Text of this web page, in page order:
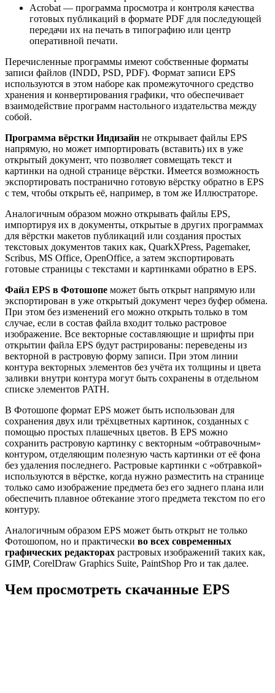
Acrobat — программа просмотра и контроля качества
готовых публикаций в формате PDF для последующей
передачи их на печать в типографию или центр
оперативной печати.
Перечисленные программы имеют собственные форматы
записи файлов (INDD, PSD, PDF). Формат записи EPS
используются в этом наборе как промежуточного средство
хранения и конвертирования графики, что обеспечивает
взаимодействие программ настольного издательства между
собой.
Программа вёрстки Индизайн не открывает файлы EPS
напрямую, но может импортировать (вставить) их в уже
открытый документ, что позволяет совмещать текст и
картинки на одной странице вёрстки. Имеется возможность
экспортировать постранично готовую вёрстку обратно в EPS
с тем, чтобы открыть её, например, в том же Иллюстраторе.
Аналогичным образом можно открывать файлы EPS,
импортируя их в документы, открытые в других программах
для вёрстки макетов публикаций или создания простых
текстовых документов таких как, QuarkXPress, Pagemaker,
Scribus, MS Office, OpenOffice, а затем экспортировать
готовые страницы с текстами и картинками обратно в EPS.
Файл EPS в Фотошопе может быть открыт напрямую или
экспортирован в уже открытый документ через буфер обмена.
При этом без изменений его можно открыть только в том
случае, если в состав файла входит только растровое
изображение. Все векторные составляющие и шрифты при
открытии файла EPS будут растрированы: переведены из
векторной в растровую форму записи. При этом линии
контура векторных элементов без учёта их толщины и цвета
заливки внутри контура могут быть сохранены в отдельном
списке элементов PATH.
В Фотошопе формат EPS может быть использован для
сохранения двух или трёхцветных картинок, созданных с
помощью простых плашечных цветов. В EPS можно
сохранить растровую картинку с векторным «обтравочным»
контуром, отделяющим полезную часть картинки от её фона
без удаления последнего. Растровые картинки с «обтравкой»
используются в вёрстке, когда нужно разместить на странице
только само изображение предмета без его заднего плана или
обеспечить плавное обтекание этого предмета текстом по его
контуру.
Аналогичным образом EPS может быть открыт не только
Фотошопом, но и практически во всех современных
графических редакторах растровых изображений таких как,
GIMP, CorelDraw Graphics Suite, PaintShop Pro и так далее.
Чем просмотреть скачанные EPS